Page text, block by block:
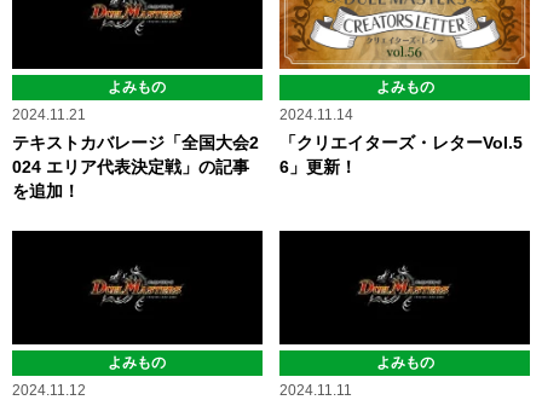
よみもの
2024.11.21
テキストカバレージ「全国大会2
024 エリア代表決定戦」の記事
を追加！
よみもの
2024.11.14
「クリエイターズ・レターVol.5
6」更新！
よみもの
2024.11.12
よみもの
2024.11.11